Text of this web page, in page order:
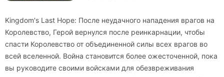
Kingdom's Last Hope: После неудачного нападения врагов на
Королевство, Герой вернулся после реинкарнации, чтобы
спасти Королевство от объединенной силы всех врагов во
всей вселенной. Война становится более ожесточенной, пока
вы руководите своими войсками для обезвреживания